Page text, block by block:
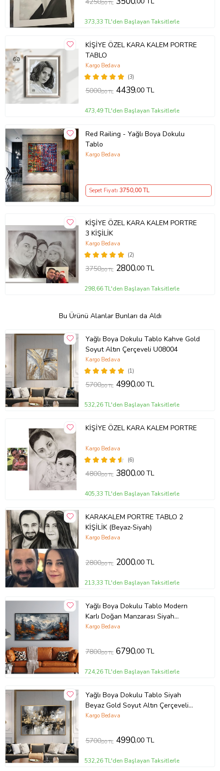
,00 TL
373,33 TL'den Başlayan Taksitlerle
KİŞİYE ÖZEL KARA KALEM PORTRE
TABLO
(3)
Kargo Bedava
5000,00 TL 4439,00 TL
473,49 TL'den Başlayan Taksitlerle
Red Railing - Yağlı Boya Dokulu
Tablo
Kargo Bedava
Sepet Fiyatı 3750,00 TL
KİŞİYE ÖZEL KARA KALEM PORTRE
3 KİŞİLİK
(2)
Kargo Bedava
3750,00 TL 2800,00 TL
298,66 TL'den Başlayan Taksitlerle
Bu Ürünü Alanlar Bunları da Aldı
Yağlı Boya Dokulu Tablo Kahve Gold
Soyut Altın Çerçeveli U08004
(1)
Kargo Bedava
5700,00 TL 4990,00 TL
532,26 TL'den Başlayan Taksitlerle
KİŞİYE ÖZEL KARA KALEM PORTRE
(6)
Kargo Bedava
4800,00 TL 3800,00 TL
405,33 TL'den Başlayan Taksitlerle
KARAKALEM PORTRE TABLO 2
KİŞİLİK (Beyaz-Siyah)
Kargo Bedava
2800,00 TL 2000,00 TL
213,33 TL'den Başlayan Taksitlerle
Yağlı Boya Dokulu Tablo Modern
Karlı Doğan Manzarası Siyah
Çerçeveli U06021
Kargo Bedava
7800,00 TL 6790,00 TL
724,26 TL'den Başlayan Taksitlerle
Yağlı Boya Dokulu Tablo Siyah
Beyaz Gold Soyut Altın Çerçeveli
U08038
Kargo Bedava
5700,00 TL 4990,00 TL
532,26 TL'den Başlayan Taksitlerle